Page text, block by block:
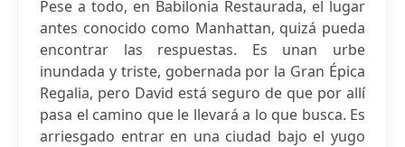
Pese a todo, en Babilonia Restaurada, el lugar
antes conocido como Manhattan, quizá pueda
encontrar las respuestas. Es unan urbe
inundada y triste, gobernada por la Gran Épica
Regalia, pero David está seguro de que por allí
pasa el camino que le llevará a lo que busca. Es
arriesgado entrar en una ciudad bajo el yugo